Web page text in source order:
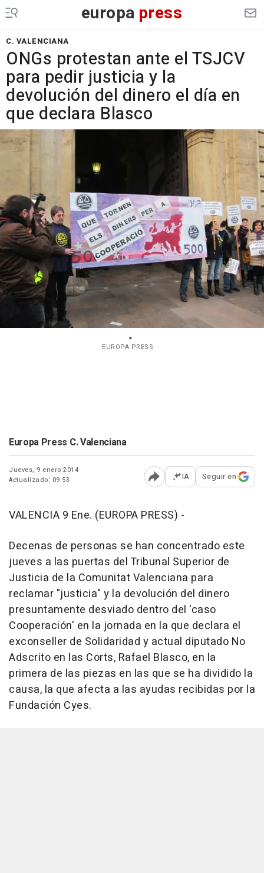
europa press
C. VALENCIANA
ONGs protestan ante el TSJCV
para pedir justicia y la
devolución del dinero el día en
que declara Blasco
EUROPA PRESS
Europa Press C. Valenciana
Jueves, 9 enero 2014
Actualizado: 09:53
Abrir opciones para
IA Seguir en
VALENCIA 9 Ene. (EUROPA PRESS) -
Decenas de personas se han concentrado este
jueves a las puertas del Tribunal Superior de
Justicia de la Comunitat Valenciana para
reclamar "justicia" y la devolución del dinero
presuntamente desviado dentro del 'caso
Cooperación' en la jornada en la que declara el
exconseller de Solidaridad y actual diputado No
Adscrito en las Corts, Rafael Blasco, en la
primera de las piezas en las que se ha dividido la
causa, la que afecta a las ayudas recibidas por la
Fundación Cyes.